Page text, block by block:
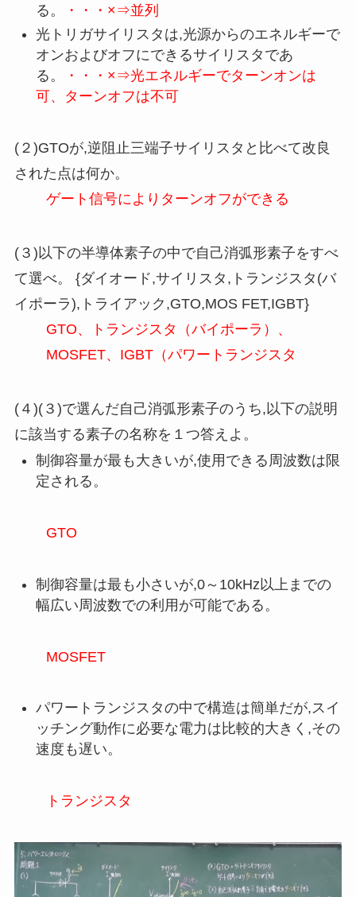
る。
・・・×⇒並列
光トリガサイリスタは,光源からのエネルギーで
オンおよびオフにできるサイリスタであ
る。
・・・×⇒光エネルギーでターンオンは
可、ターンオフは不可
(２)GTOが,逆阻止三端子サイリスタと比べて改良
された点は何か。
ゲート信号によりターンオフができる
(３)以下の半導体素子の中で自己消弧形素子をすべ
て選べ。 {ダイオード,サイリスタ,トランジスタ(バ
イポーラ),トライアック,GTO,MOS FET,IGBT}
GTO、トランジスタ（バイポーラ）、
MOSFET、IGBT（パワートランジスタ
(４)(３)で選んだ自己消弧形素子のうち,以下の説明
に該当する素子の名称を１つ答えよ。
制御容量が最も大きいが,使用できる周波数は限
定される。
GTO
制御容量は最も小さいが,0～10kHz以上までの
幅広い周波数での利用が可能である。
MOSFET
パワートランジスタの中で構造は簡単だが,スイ
ッチング動作に必要な電力は比較的大きく,その
速度も遅い。
トランジスタ